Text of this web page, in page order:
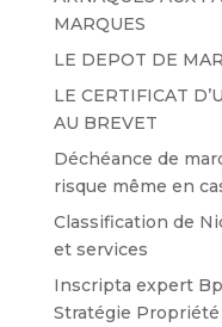
MARQUES
LE DEPOT DE
LE CERTIFICAT
AU BREVET
Déchéance de
risque même en
Classification de
et services
Inscripta expert
Stratégie